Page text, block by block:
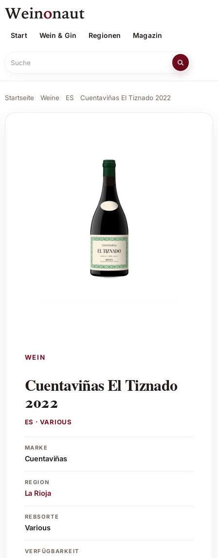
Start Wein & Gin Regionen Magazin
Suche
Startseite Weine ES Cuentaviñas El Tiznado 2022
WEIN
Cuentaviñas El Tiznado
2022
ES · VARIOUS
MARKE
Cuentaviñas
REGION
La Rioja
REBSORTE
Various
VERFÜGBARKEIT